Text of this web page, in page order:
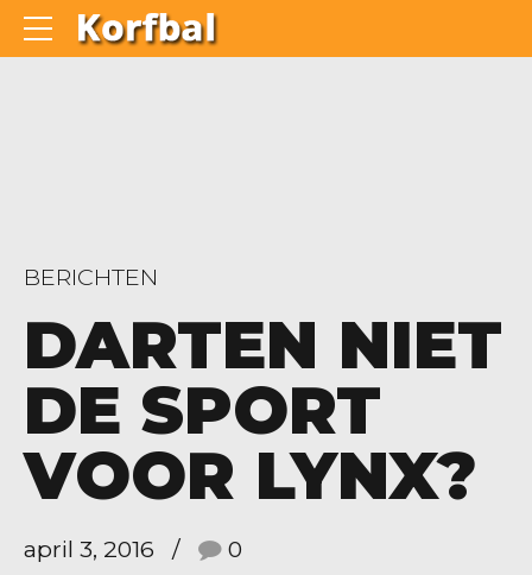
BERICHTEN
DARTEN NIET
DE SPORT
VOOR LYNX?
april 3, 2016 0